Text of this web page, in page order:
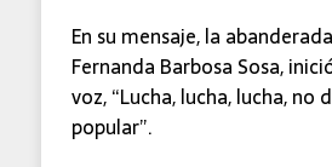
En su mensaje, la
Fernanda Barbosa Sosa,
voz, “Lucha, lucha, lucha,
popular”.